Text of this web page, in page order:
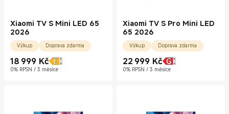
Xiaomi TV S Mini LED 65
2026
Výkup Doprava zdarma
18 999 Kč
Current Price Kč18999.00
0% RPSN / 3 měsíce
Xiaomi TV S Pro Mini LED
65 2026
Výkup Doprava zdarma
22 999 Kč
Current Price Kč22999.00
0% RPSN / 3 měsíce